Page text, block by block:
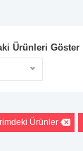
Ürünleri Göster
Ürünler